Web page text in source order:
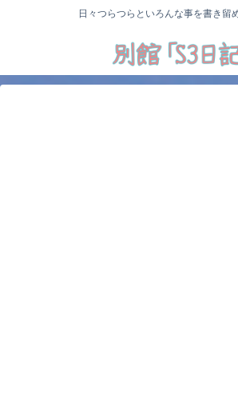
日々つらつらといろんな事を書き留